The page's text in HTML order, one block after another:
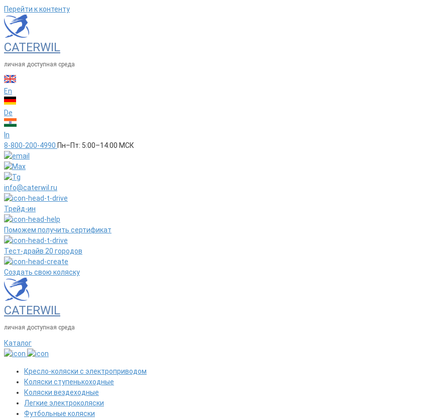
Перейти к контенту
CATERWIL
личная доступная среда
En
De
In
8-800-200-4990 Пн–Пт: 5:00–14:00 МСК
info@caterwil.ru
Трейд-ин
Поможем получить сертификат
Тест-драйв 20 городов
Создать свою коляску
CATERWIL
личная доступная среда
Каталог
Кресло-коляски с электроприводом
Коляски ступенькоходные
Коляски вездеходные
Легкие электроколяски
Футбольные коляски